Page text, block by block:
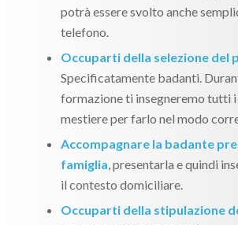
potrà essere svolto anche
telefono.
Occuparti della selezione del
Specificatamente badanti.
formazione ti insegneremo tutti
mestiere per farlo nel modo
Accompagnare la badante
famiglia, presentarla e quindi
il contesto domiciliare.
Occuparti della stipulazione